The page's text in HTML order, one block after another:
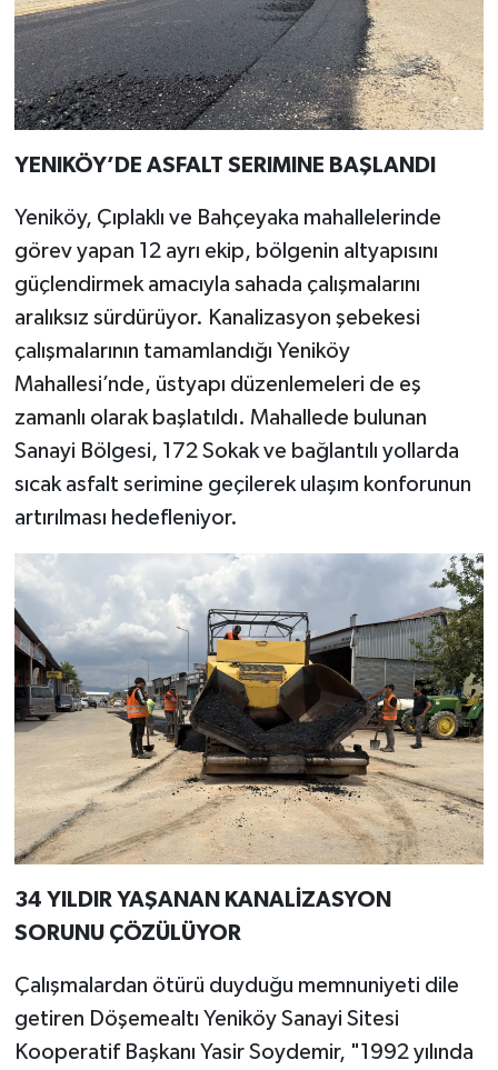
YENIKÖY’DE ASFALT SERIMINE BAŞLANDI
Yeniköy, Çıplaklı ve Bahçeyaka mahallelerinde
görev yapan 12 ayrı ekip, bölgenin altyapısını
güçlendirmek amacıyla sahada çalışmalarını
aralıksız sürdürüyor. Kanalizasyon şebekesi
çalışmalarının tamamlandığı Yeniköy
Mahallesi’nde, üstyapı düzenlemeleri de eş
zamanlı olarak başlatıldı. Mahallede bulunan
Sanayi Bölgesi, 172 Sokak ve bağlantılı yollarda
sıcak asfalt serimine geçilerek ulaşım konforunun
artırılması hedefleniyor.
34 YILDIR YAŞANAN KANALİZASYON
SORUNU ÇÖZÜLÜYOR
Çalışmalardan ötürü duyduğu memnuniyeti dile
getiren Döşemealtı Yeniköy Sanayi Sitesi
Kooperatif Başkanı Yasir Soydemir, "1992 yılında